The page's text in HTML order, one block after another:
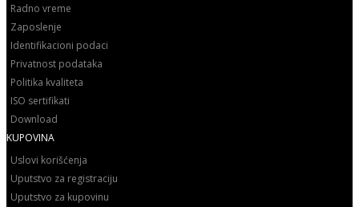
Radno vreme
Zaposlenje
Identifikacioni podaci
Privatnost podataka
Politika kvaliteta
ISO sertifikati
Download
KUPOVINA
Uslovi korišćenja
Uputstvo za registraciju
Uputstvo za kupovinu